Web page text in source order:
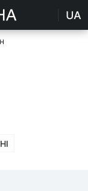
UA
НІ